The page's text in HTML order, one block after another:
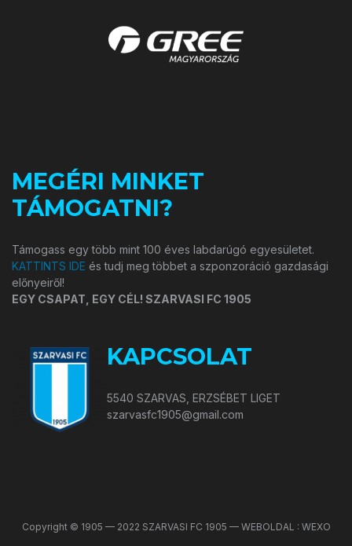
MEGÉRI MINKET
TÁMOGATNI?
Támogass egy több mint 100 éves labdarúgó egyesületet.
KATTINTS IDE és tudj meg többet a szponzoráció gazdasági
előnyeiről!
EGY CSAPAT, EGY CÉL! SZARVASI FC 1905
KAPCSOLAT
5540 SZARVAS, ERZSÉBET LIGET
szarvasfc1905@gmail.com
Copyright © 1905 — 2022 SZARVASI FC 1905 — WEBOLDAL : WEXO